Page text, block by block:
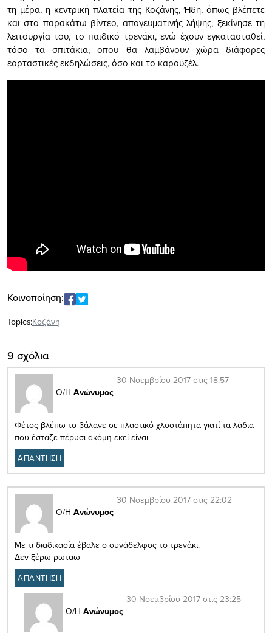
τη μέρα, η κεντρική πλατεία της Κοζάνης, Ήδη, όπως βλέπετε
και στο παρακάτω βίντεο, απογευματινής λήψης, ξεκίνησε τη
λειτουργία του, το παιδικό τρενάκι, ενώ έχουν εγκατασταθεί,
τόσο τα σπιτάκια, όπου θα λαμβάνουν χώρα διάφορες
εορταστικές εκδηλώσεις, όσο και το καρουζέλ.
Κοινοποίηση:
Topics:Κοζάνη
9 σχόλια
Ο/Η Ανώνυμος
30 Νοεμβρίου 2017 στις 18:57
Φέτος βλέπω το βάλανε σε πλαστικό χλοοτάπητα γιατί τα λάδια
που έσταζε πέρυσι ακόμη εκεί είναι
ΑΠΑΝΤΗΣΗ
Ο/Η Ανώνυμος
30 Νοεμβρίου 2017 στις 22:02
Mε τι διαδικασία έβαλε ο συνάδελφος το τρενάκι.
Δεν ξέρω ρωταω
ΑΠΑΝΤΗΣΗ
Ο/Η Ανώνυμος
30 Νοεμβρίου 2017 στις 23:25